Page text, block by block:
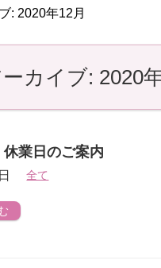
: 2020年12月
カイブ: 2020
業日のご案内
全て